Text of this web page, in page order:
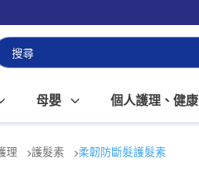
店取。
母嬰 個人護理、健康
理 護髮素 柔韌防斷髮護髮素